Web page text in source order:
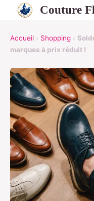
Couture
Accueil › Shopping ›
marques à prix réduit !